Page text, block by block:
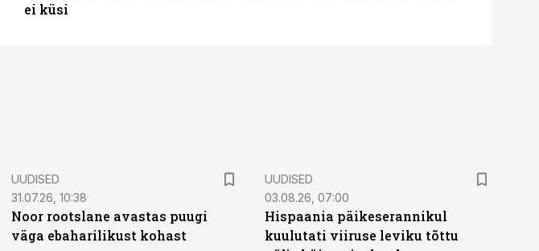
ei küsi
UUDISED
31.07.26, 10:38
Noor rootslane avastas puugi
väga ebaharilikust kohast
UUDISED
03.08.26, 07:00
Hispaania päikeserannikul
kuulutati viiruse leviku tõttu